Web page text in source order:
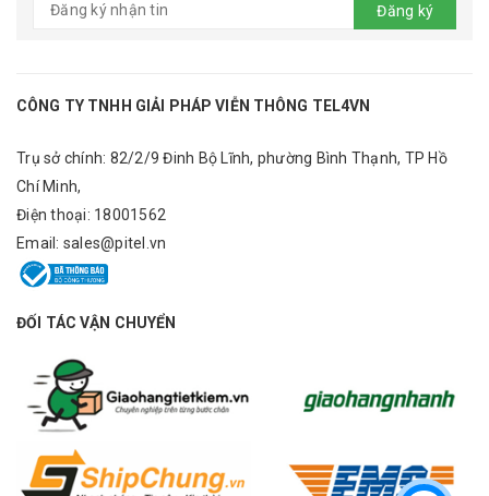
Đăng ký
CÔNG TY TNHH GIẢI PHÁP VIỄN THÔNG TEL4VN
Trụ sở chính: 82/2/9 Đinh Bộ Lĩnh, phường Bình Thạnh, TP Hồ
Chí Minh,
Điện thoại: 18001562
Email: sales@pitel.vn
ĐỐI TÁC VẬN CHUYỂN